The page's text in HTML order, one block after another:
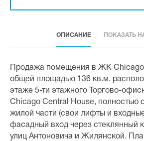
ОПИСАНИЕ ПОКАЗАТЬ
Продажа помещения в ЖК
общей площадью 136 кв.м.
этаже 5-ти этажного Торгово-
Chicago Central House, полностью
жилой части (свои лифты и
фасадный вход через стеклянный
улиц Антоновича и Жилянской.